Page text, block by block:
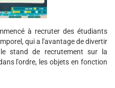
à recruter des étudiants
qui a l'avantage de divertir
stand de recrutement sur la
l'ordre, les objets en fonction